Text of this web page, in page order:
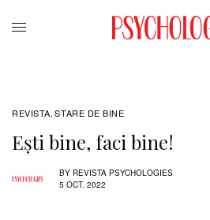
REVISTA, STARE DE BINE
Ești bine, faci bine!
BY REVISTA PSYCHOLOGIES
5 OCT. 2022